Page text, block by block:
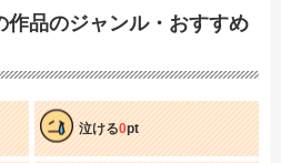
作品のジャンル・おすすめ
泣ける0pt